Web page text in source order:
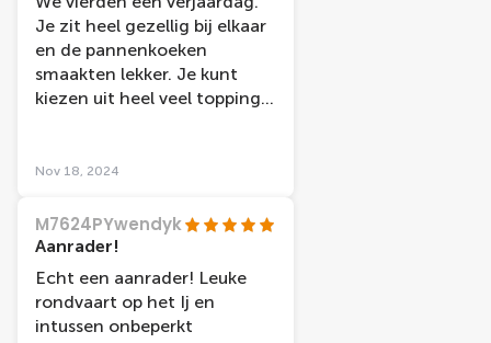
Je zit heel gezellig bij elkaar
en de pannenkoeken
smaakten lekker. Je kunt
kiezen uit heel veel toppings.
goed geregeld en de
vaart langs een leuk stukje
Amsterdam. En voor jonge
kinderen is er ook nog de
mogelijkheid om tijdens de
tweede helft van de
Nov 18, 2024
M7624PYwendyk
Aanrader!
Echt een aanrader! Leuke
rondvaart op het Ij en
intussen onbeperkt